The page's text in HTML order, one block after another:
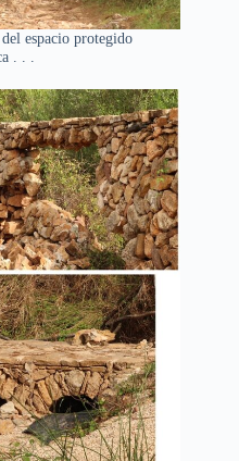
espacio protegido
. . .